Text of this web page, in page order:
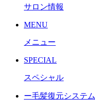
サロン情報
MENU
メニュー
SPECIAL
スペシャル
ー毛髪復元システム